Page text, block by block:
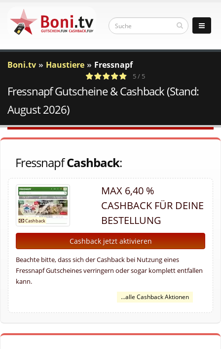
Boni.tv Haustiere Fressnapf
a
c
4 Votes
5 / 5
Fressnapf Gutscheine & Cashback (Stand:
August 2026)
FressnapfCashback:
MAX 6,40 %
CASHBACK FÜR DEINE
BESTELLUNG
Cashback jetzt aktivieren
Beachte bitte, dass sich der Cashback bei Nutzung eines
Fressnapf Gutscheines verringern oder sogar komplett entfallen
kann.
...alle Cashback Aktionen